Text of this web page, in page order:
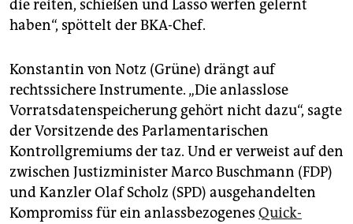
die reiten, schießen und Lasso werfen gelernt
haben“, spöttelt der BKA-Chef.
Konstantin von Notz (Grüne) drängt auf
rechtssichere Instrumente. „Die anlasslose
Vorratsdatenspeicherung gehört nicht dazu“, sagte
der Vorsitzende des Parlamentarischen
Kontrollgremiums der taz. Und er verweist auf den
zwischen Justizminister Marco Buschmann (FDP)
und Kanzler Olaf Scholz (SPD) ausgehandelten
Kompromiss für ein anlassbezogenes Quick-